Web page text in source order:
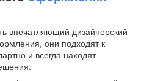
впечатляющий дизайнерский
они подходят к
и всегда находят